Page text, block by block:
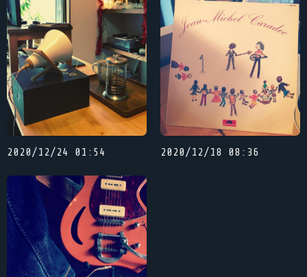
2020/12/24 01:54 2020/12/18 08:36